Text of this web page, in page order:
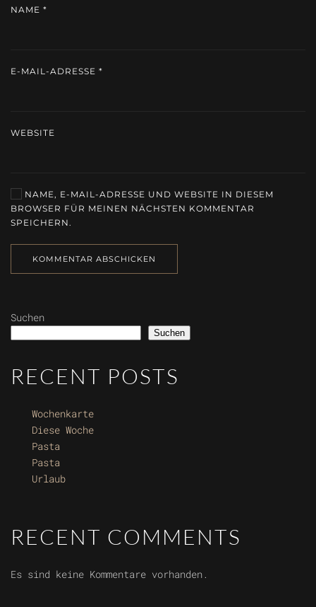
NAME *
E-MAIL-ADRESSE *
WEBSITE
NAME, E-MAIL-ADRESSE UND WEBSITE IN DIESEM
BROWSER FÜR MEINEN NÄCHSTEN KOMMENTAR
SPEICHERN.
KOMMENTAR ABSCHICKEN
Suchen
Suchen
RECENT POSTS
Wochenkarte
Diese Woche
Pasta
Pasta
Urlaub
RECENT COMMENTS
Es sind keine Kommentare vorhanden.